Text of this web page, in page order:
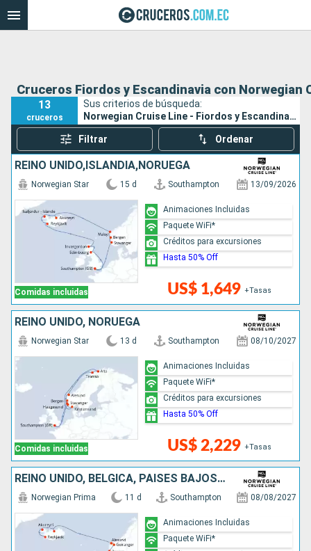
Cruceros Fiordos y Escandinavia con Norwegian
13
cruceros
Sus criterios de búsqueda:
Norwegian Cruise Line - Fiordos y Escandinavia
Filtrar Ordenar
REINO UNIDO,ISLANDIA,NORUEGA
Comidas incluidas
Norwegian Star 15 d Southampton 13/09/2026
US$ 1,649 +Tasas
Animaciones Incluidas
Paquete WiFi*
Créditos para excursiones
Hasta 50% Off
REINO UNIDO, NORUEGA
Comidas incluidas
Norwegian Star 13 d Southampton 08/10/2027
US$ 2,229 +Tasas
Animaciones Incluidas
Paquete WiFi*
Créditos para excursiones
Hasta 50% Off
REINO UNIDO, BÉLGICA, PAISES BAJOS, NORUEGA, ISLANDIA
Norwegian Prima 11 d Southampton 08/08/2027
Animaciones Incluidas
Paquete WiFi*